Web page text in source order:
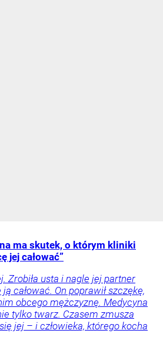
ma skutek, o którym kliniki
jej całować”
Zrobiła usta i nagle jej partner
całować. On poprawił szczękę,
obcego mężczyznę. Medycyna
tylko twarz. Czasem zmusza
jej – i człowieka, którego kocha